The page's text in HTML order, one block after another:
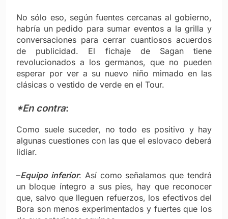
No sólo eso, según fuentes cercanas al gobierno,
habría un pedido para sumar eventos a la grilla y
conversaciones para cerrar cuantiosos acuerdos
de publicidad. El fichaje de Sagan tiene
revolucionados a los germanos, que no pueden
esperar por ver a su nuevo niño mimado en las
clásicas o vestido de verde en el Tour.
*En contra:
Como suele suceder, no todo es positivo y hay
algunas cuestiones con las que el eslovaco deberá
lidiar.
–Equipo inferior: Así como señalamos que tendrá
un bloque íntegro a sus pies, hay que reconocer
que, salvo que lleguen refuerzos, los efectivos del
Bora son menos experimentados y fuertes que los